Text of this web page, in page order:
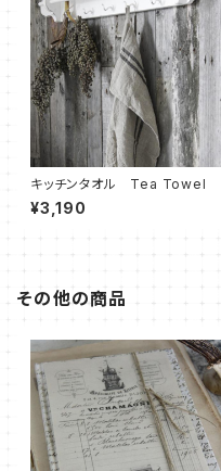
キッチンタオル Tea Towel
¥3,190
その他の商品